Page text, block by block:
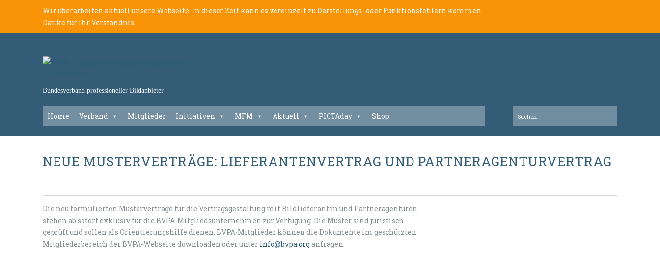
Wir überarbeiten aktuell unsere Webseite. In dieser Zeit kann es vereinzelt zu Darstellungs- oder Funktionsfehlern kommen.
Danke für Ihr Verständnis.
Bundesverband professioneller Bildanbieter
Home Verband Mitglieder Initiativen MFM Aktuell PICTAday Shop
NEUE MUSTERVERTRÄGE: LIEFERANTENVERTRAG UND PARTNERAGENTURVERTRAG
Die neu formulierten Musterverträge für die Vertragsgestaltung mit Bildlieferanten und Partneragenturen
stehen ab sofort exklusiv für die BVPA-Mitgliedsunternehmen zur Verfügung. Die Muster sind juristisch
geprüft und sollen als Orientierungshilfe dienen. BVPA-Mitglieder können die Dokumente im geschützten
Mitgliederbereich der BVPA-Webseite downloaden oder unter info@bvpa.organfragen.